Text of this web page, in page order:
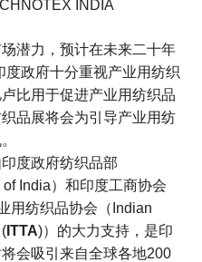
INDIA
力，预计在未来二十年
度政府十分重视产业用纺织
比用于促进产业用纺织品
品展将会为引导产业用纺
度政府纺织品部
of India）和印度工商协会
用纺织品协会（Indian
ITTA)）的大力支持，是印
会吸引来自全球各地200